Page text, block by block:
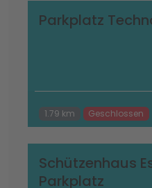
Parkplatz
1.79 km Geschlossen
Schützenhaus
Parkplatz